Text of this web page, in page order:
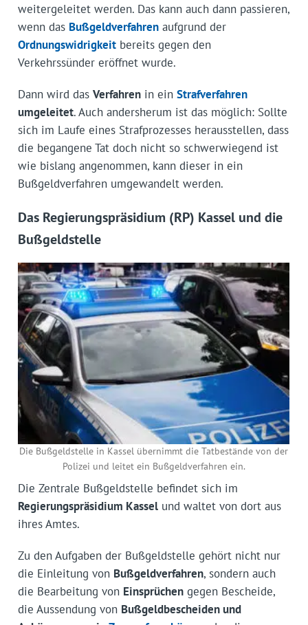
weitergeleitet werden. Das kann auch dann passieren,
wenn das Bußgeldverfahrenaufgrund der
Ordnungswidrigkeitbereits gegen den
Verkehrssünder eröffnet wurde.
Dann wird das Verfahrenin ein Strafverfahren
umgeleitet. Auch andersherum ist das möglich: Sollte
sich im Laufe eines Strafprozesses herausstellen, dass
die begangene Tat doch nicht so schwerwiegend ist
wie bislang angenommen, kann dieser in ein
Bußgeldverfahren umgewandelt werden.
Das Regierungspräsidium (RP) Kassel und die
Bußgeldstelle
Die Bußgeldstelle in Kassel übernimmt die Tatbestände von der
Polizei und leitet ein Bußgeldverfahren ein.
Die Zentrale Bußgeldstelle befindet sich im
Regierungspräsidium Kasselund waltet von dort aus
ihres Amtes.
Zu den Aufgaben der Bußgeldstelle gehört nicht nur
die Einleitung von Bußgeldverfahren, sondern auch
die Bearbeitung von Einsprüchengegen Bescheide,
die Aussendung von Bußgeldbescheiden und